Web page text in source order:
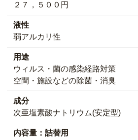
２７，５００円
液性
弱アルカリ性
用途
ウィルス・菌の感染経路対策
空間・施設などの除菌・消臭
成分
次亜塩素酸ナトリウム(安定型)
内容量：詰替用